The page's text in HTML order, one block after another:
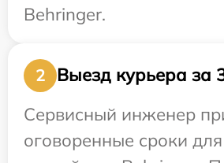
Behringer.
2
Выезд курьера за
Сервисный инженер
оговоренные сроки